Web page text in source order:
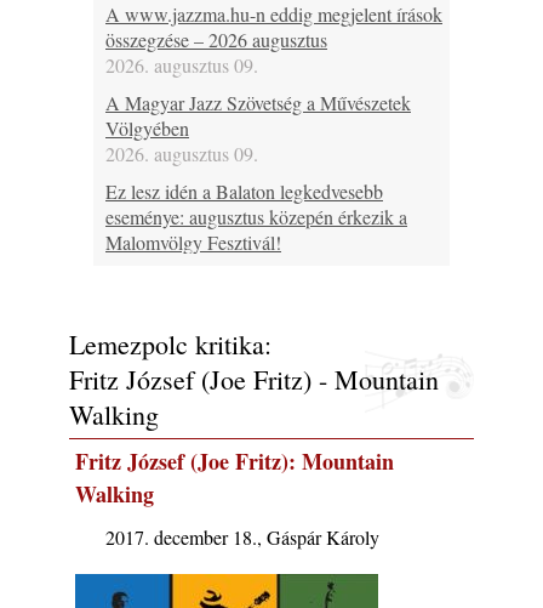
A www.jazzma.hu-n eddig megjelent írások
összegzése – 2026 augusztus
2026. augusztus 09.
A Magyar Jazz Szövetség a Művészetek
Völgyében
2026. augusztus 09.
Ez lesz idén a Balaton legkedvesebb
eseménye: augusztus közepén érkezik a
Malomvölgy Fesztivál!
tudok… 19. rész: XXXI. Szoboszlói
Dixieland Napok (Hajdúszoboszló – 2026.
augusztus 21-22-23.)
2026. augusztus 08.
Jazz-rock albumok 1986-ból - Shakatak
„Into the Blue”
2026. augusztus 08.
Fusio Group feat. Kertész Erika "New
2026. augusztus 07.
Lemezpolc kritika:
Fritz József (Joe Fritz) - Mountain
Walking
Fritz József (Joe Fritz): Mountain
Walking
2017. december 18., Gáspár Károly